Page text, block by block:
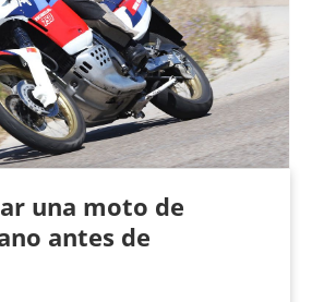
una moto de
antes de